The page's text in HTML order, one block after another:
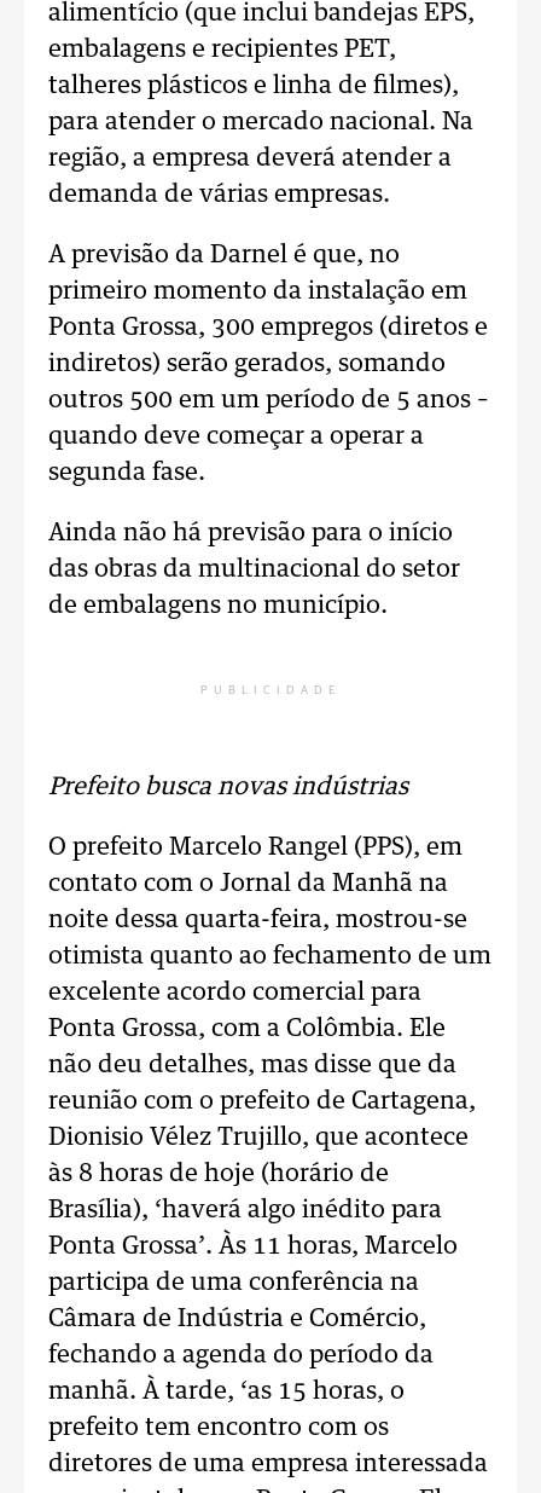
alimentício (que inclui bandejas EPS,
embalagens e recipientes PET,
talheres plásticos e linha de filmes),
para atender o mercado nacional. Na
região, a empresa deverá atender a
demanda de várias empresas.
A previsão da Darnel é que, no
primeiro momento da instalação em
Ponta Grossa, 300 empregos (diretos e
indiretos) serão gerados, somando
outros 500 em um período de 5 anos –
quando deve começar a operar a
segunda fase.
Ainda não há previsão para o início
das obras da multinacional do setor
de embalagens no município.
PUBLICIDADE
Prefeito busca novas indústrias
O prefeito Marcelo Rangel (PPS), em
contato com o Jornal da Manhã na
noite dessa quarta-feira, mostrou-se
otimista quanto ao fechamento de um
excelente acordo comercial para
Ponta Grossa, com a Colômbia. Ele
não deu detalhes, mas disse que da
reunião com o prefeito de Cartagena,
Dionisio Vélez Trujillo, que acontece
às 8 horas de hoje (horário de
Brasília), ‘haverá algo inédito para
Ponta Grossa’. Às 11 horas, Marcelo
participa de uma conferência na
Câmara de Indústria e Comércio,
fechando a agenda do período da
manhã. À tarde, ‘as 15 horas, o
prefeito tem encontro com os
diretores de uma empresa interessada